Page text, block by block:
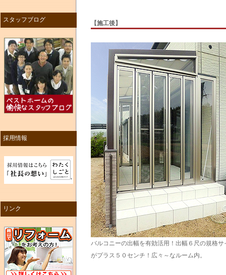
スタッフブログ
採用情報
リンク
【施工後】
バルコニーの出幅を有効活用！出幅６尺の規格サ
がプラス５０センチ！広々～なルーム内。